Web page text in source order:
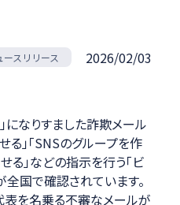
ースリリース 2026/02/03
」になりすました詐欺メール
る」「SNSのグループを作
る」などの指示を行う「ビ
全国で確認されています。
表を名乗る不審なメールが